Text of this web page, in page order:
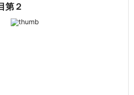
第２